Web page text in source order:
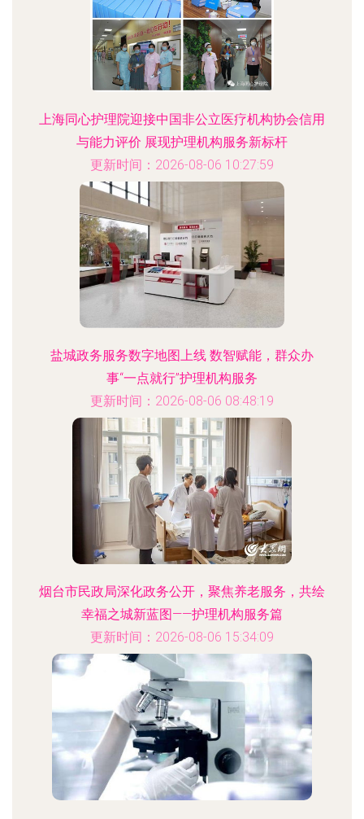
上海同心护理院迎接中国非公立医疗机构协会信用
与能力评价 展现护理机构服务新标杆
更新时间：2026-08-06 10:27:59
盐城政务服务数字地图上线 数智赋能，群众办
事“一点就行”护理机构服务
更新时间：2026-08-06 08:48:19
烟台市民政局深化政务公开，聚焦养老服务，共绘
幸福之城新蓝图——护理机构服务篇
更新时间：2026-08-06 15:34:09